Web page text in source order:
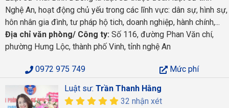
Nghệ An, hoạt động chủ yếu trong các lĩnh vực: dân sự, hình sự,
hôn nhân gia đình, tư pháp hộ tich, doanh nghiệp, hành chính,...
Địa chỉ văn phòng/ Công ty: Số 116, đường Phan Văn chí,
phường Hưng Lộc, thành phố Vinh, tỉnh nghệ An
0972 975 749
Mức phí
Luật sư: Trần Thanh Hằng
32 nhận xét